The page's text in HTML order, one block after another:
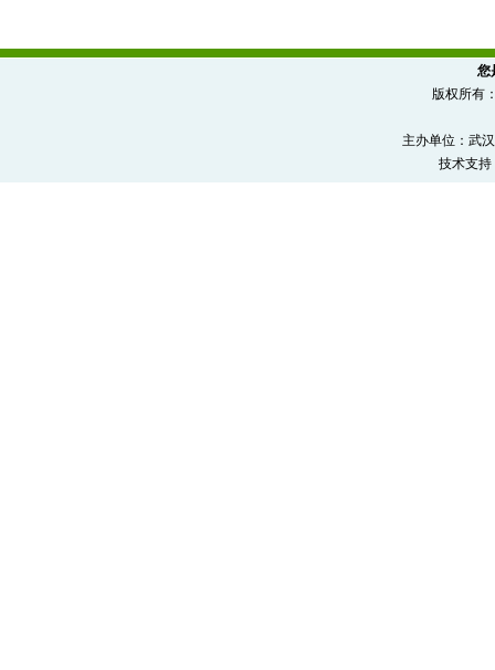
您
版权所有
主办单位：武
技术支持